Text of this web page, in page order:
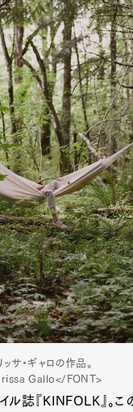
サ・ギャロの作品。
Gallo</FONT>
イル誌『KINFOLK』